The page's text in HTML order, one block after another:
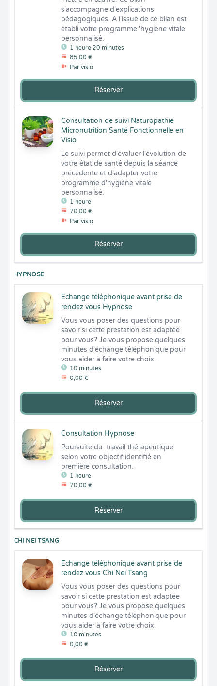
1 heure 20 minutes
85,00 €
Par visio
s'accompagne d'explications
pédagogiques. A l'issue de ce bilan est
établi votre programme 'hygiène vitale
personnalisé.
Réserver
Consultation de suivi Naturopathie
Micronutrition Santé Fonctionnelle en
Visio
1 heure
70,00 €
Par visio
Le suivi permet d'évaluer l'évolution de
votre état de santé depuis la séance
précédente et d'adapter votre
programme d'hygiène vitale
personnalisé.
Réserver
HYPNOSE
Echange téléphonique avant prise de
rendez vous Hypnose
10 minutes
0,00 €
Vous vous poser des questions pour
savoir si cette prestation est adaptée
pour vous? Je vous propose quelques
minutes d'échange téléphonique pour
vous aider à faire votre choix.
Réserver
Consultation Hypnose
1 heure
70,00 €
Poursuite du  travail thérapeutique
selon votre objectif identifié en
première consultation.
Réserver
CHI NEI TSANG
Echange téléphonique avant prise de
rendez vous Chi Nei Tsang
10 minutes
0,00 €
Vous vous poser des questions pour
savoir si cette prestation est adaptée
pour vous? Je vous propose quelques
minutes d'échange téléphonique pour
vous aider à faire votre choix.
Réserver